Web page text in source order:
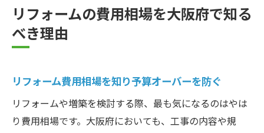
リフォームの費用相場を大阪府で知る
べき理由
リフォーム費用相場を知り予算オーバーを防ぐ
リフォームや増築を検討する際、最も気になるのはやは
り費用相場です。大阪府においても、工事の内容や規